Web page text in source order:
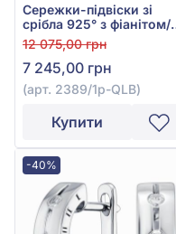
Сережки-підвіски зі
срібла 925° з фіанітом/
куб.цирконієм та
блакитним кварцем, арт.
2389/1р-QLB
12 075,00 грн
7 245,00 грн
(арт. 2389/1р-QLB)
Купити
-40%